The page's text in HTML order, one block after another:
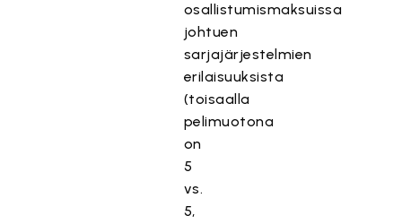
osallistumismaksuissa
johtuen
sarjajärjestelmien
erilaisuuksista
(toisaalla
pelimuotona
on
5
vs.
5,